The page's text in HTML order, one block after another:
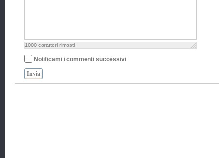
1000 caratteri rimasti
Notificami i commenti successivi
Invia